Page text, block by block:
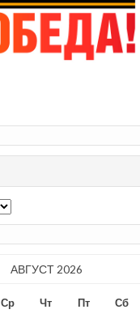
АВГУСТ 2026
Ср Чт Пт Сб